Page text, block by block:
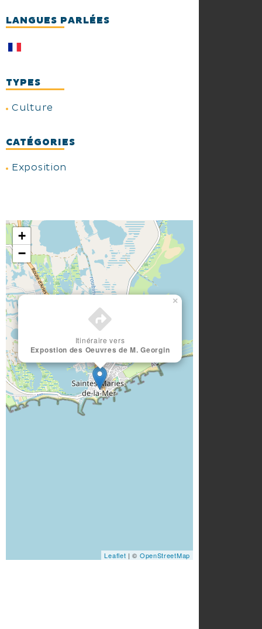
LANGUES PARLÉES
TYPES
Culture
CATÉGORIES
Exposition
Itinéraire vers
Expostion des Oeuvres de M. Georgin
×
+
−
Leaflet | © OpenStreetMap